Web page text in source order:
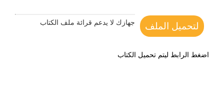
لتحميل الملف جهازك لا يدعم قرائة ملف الكتاب
اضغط الرابط ليتم تحميل الكتاب